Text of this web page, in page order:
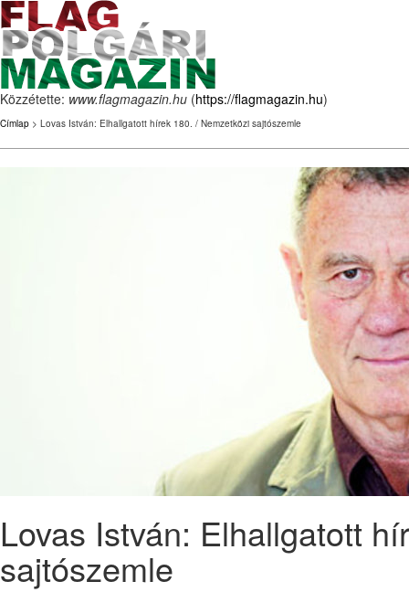
Közzétette: www.flagmagazin.hu (https://flagmagazin.hu)
Címlap > Lovas István: Elhallgatott hírek 180. / Nemzetközi sajtószemle
Lovas István: Elhallgatott
sajtószemle